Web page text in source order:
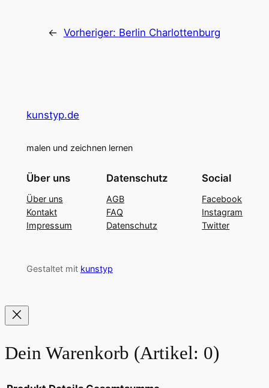
← Vorheriger: Berlin Charlottenburg
kunstyp.de
malen und zeichnen lernen
Über uns
Über uns
Kontakt
Impressum
Datenschutz
AGB
FAQ
Datenschutz
Social
Facebook
Instagram
Twitter
Gestaltet mit kunstyp
Dein Warenkorb (Artikel: 0)